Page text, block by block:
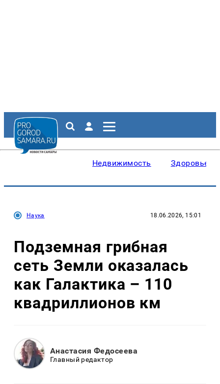
Недвижимость Здоровье
Наука 18.06.2026, 15:01
Подземная грибная
сеть Земли оказалась
как Галактика – 110
квадриллионов км
Анастасия Федосеева
Главный редактор